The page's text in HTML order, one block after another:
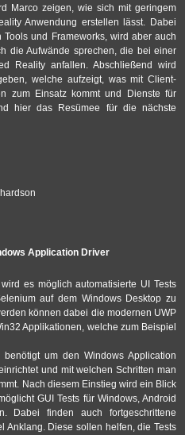
Marco zeigen, wie sich mit geringem
Anwendung erstellen lässt. Dabei
und Frameworks, wird aber auch
die Aufwände sprechen, die bei einer
Reality anfallen. Abschließend wird
welche aufzeigt, was mit Client-
zum Einsatz kommt und Dienste für
hier das Resümee für die nächste
Application Driver
es möglich automatisierte UI Tests
auf dem Windows Desktop zu
können dabei die modernen UWP
Applikationen, welche zum Beispiel
um den Windows Application
und mit welchen Schritten man
Nach diesem Einstieg wird ein Blick
GUI Tests für Windows, Android
Dabei finden auch fortgeschrittene
Anklang. Diese sollen helfen, die Tests